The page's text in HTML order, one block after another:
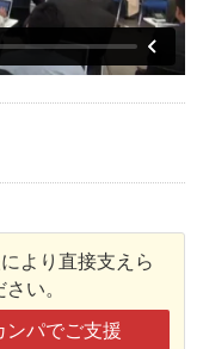
より直接支えら
い。
ンパでご支援